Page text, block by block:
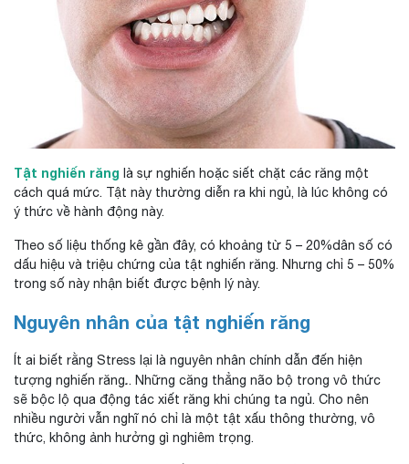
Tật nghiến răng là sự nghiến hoặc siết chặt các răng một
cách quá mức. Tật này thường diễn ra khi ngủ, là lúc không có
ý thức về hành động này.
Theo số liệu thống kê gần đây, có khoảng từ 5 – 20%dân số có
dấu hiệu và triệu chứng của tật nghiến răng. Nhưng chỉ 5 – 50%
trong số này nhận biết được bệnh lý này.
Nguyên nhân của tật nghiến răng
Ít ai biết rằng Stress lại là nguyên nhân chính dẫn đến hiện
tượng nghiến răng.. Những căng thẳng não bộ trong vô thức
sẽ bộc lộ qua động tác xiết răng khi chúng ta ngủ. Cho nên
nhiều người vẫn nghĩ nó chỉ là một tật xấu thông thường, vô
thức, không ảnh hưởng gì nghiêm trọng.